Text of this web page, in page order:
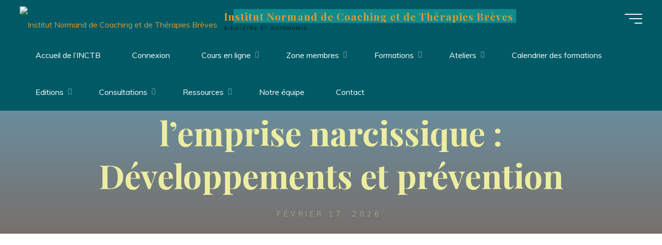
Institut Normand de Coaching et de Thérapies Brèves
BIEN-ÊTRE ET AUTONOMIE...
Accueil de l’INCTB Connexion Cours en ligne Zone membres Formations Ateliers Calendrier des formations
Editions Consultations Ressources Notre équipe Contact
Uncategorized
Cours en ligne Thérapie brève de
l’emprise narcissique :
Développements et prévention
FÉVRIER 17, 2026